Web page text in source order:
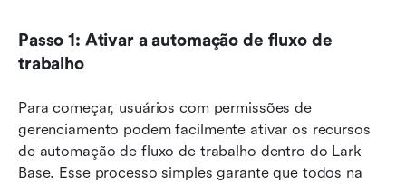
Passo 1: Ativar a automação de fluxo de
trabalho
Para começar, usuários com permissões de
gerenciamento podem facilmente ativar os recursos
de automação de fluxo de trabalho dentro do Lark
Base. Esse processo simples garante que todos na